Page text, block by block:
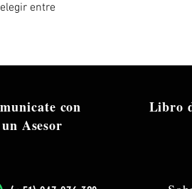
entre
con
un Asesor
Libro